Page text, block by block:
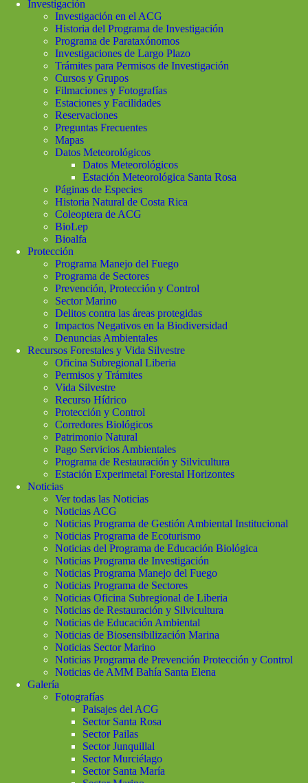
Investigación
Investigación en el ACG
Historia del Programa de Investigación
Programa de Parataxónomos
Investigaciones de Largo Plazo
Trámites para Permisos de Investigación
Cursos y Grupos
Filmaciones y Fotografías
Estaciones y Facilidades
Reservaciones
Preguntas Frecuentes
Mapas
Datos Meteorológicos
Datos Meteorológicos
Estación Meteorológica Santa Rosa
Páginas de Especies
Historia Natural de Costa Rica
Coleoptera de ACG
BioLep
Bioalfa
Protección
Programa Manejo del Fuego
Programa de Sectores
Prevención, Protección y Control
Sector Marino
Delitos contra las áreas protegidas
Impactos Negativos en la Biodiversidad
Denuncias Ambientales
Recursos Forestales y Vida Silvestre
Oficina Subregional Liberia
Permisos y Trámites
Vida Silvestre
Recurso Hídrico
Protección y Control
Corredores Biológicos
Patrimonio Natural
Pago Servicios Ambientales
Programa de Restauración y Silvicultura
Estación Experimetal Forestal Horizontes
Noticias
Ver todas las Noticias
Noticias ACG
Noticias Programa de Gestión Ambiental Institucional
Noticias Programa de Ecoturismo
Noticias del Programa de Educación Biológica
Noticias Programa de Investigación
Noticias Programa Manejo del Fuego
Noticias Programa de Sectores
Noticias Oficina Subregional de Liberia
Noticias de Restauración y Silvicultura
Noticias de Educación Ambiental
Noticias de Biosensibilización Marina
Noticias Sector Marino
Noticias Programa de Prevención Protección y Control
Noticias de AMM Bahía Santa Elena
Galería
Fotografías
Paisajes del ACG
Sector Santa Rosa
Sector Pailas
Sector Junquillal
Sector Murciélago
Sector Santa María